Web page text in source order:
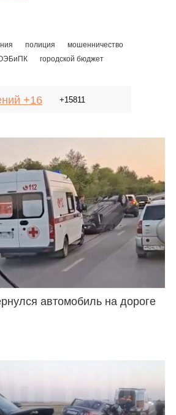
полиция
мошенничество
городской бюджет
+16 +15811
автомобиль на дороге